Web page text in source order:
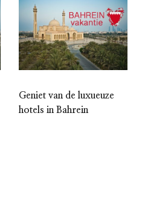
Geniet van de luxueuze
hotels in Bahrein